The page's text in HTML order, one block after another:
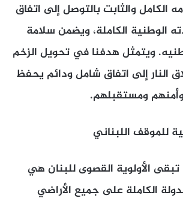
الكامل والثابت بالتوصل إلى اتفاق
الوطنية الكاملة، ويضمن سلامة
ويتمثل هدفنا في تحويل الزخم
النار إلى اتفاق شامل ودائم يحفظ
وأمنهم ومستقبلهم.
للموقف اللبناني
تبقى الأولوية القصوى للبنان هي
الكاملة على جميع الأراضي